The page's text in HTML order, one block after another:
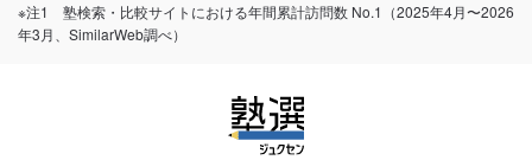
※注1 塾検索・比較サイトにおける年間累計訪問数 No.1（2025年4月〜2026
年3月、SimilarWeb調べ）